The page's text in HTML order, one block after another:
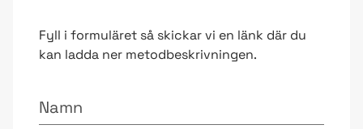
Fyll i formuläret så skickar vi en länk där du
kan ladda ner metodbeskrivningen.
Namn